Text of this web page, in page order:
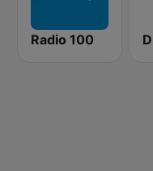
Radio 100